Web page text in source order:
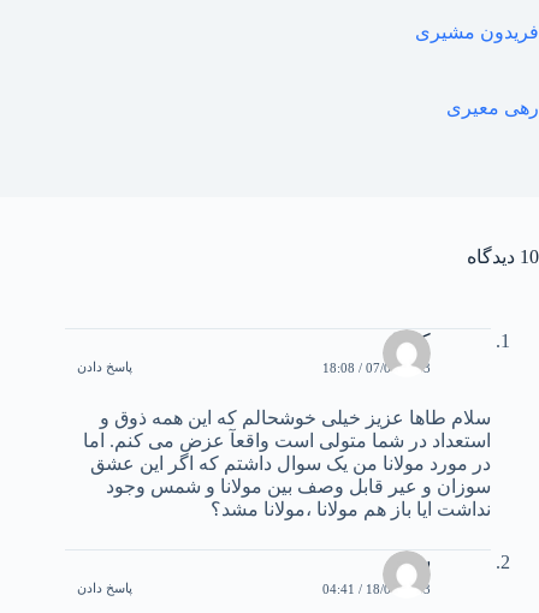
فریدون مشیری
رهی معیری
10 دیدگاه
کيميا
07/06/2003 / 18:08 پاسخ دادن
سلام طاها عزيز خيلی خوشحالم که اين همه ذوق و
استعداد در شما متولی است واقعآ عزض می کنم. اما
در مورد مولانا من يک سوال داشتم که اگر اين عشق
سوزان و عير قابل وصف بين مولانا و شمس وجود
نداشت ايا باز هم مولانا ،مولانا مشد؟
سعید
18/07/2003 / 04:41 پاسخ دادن